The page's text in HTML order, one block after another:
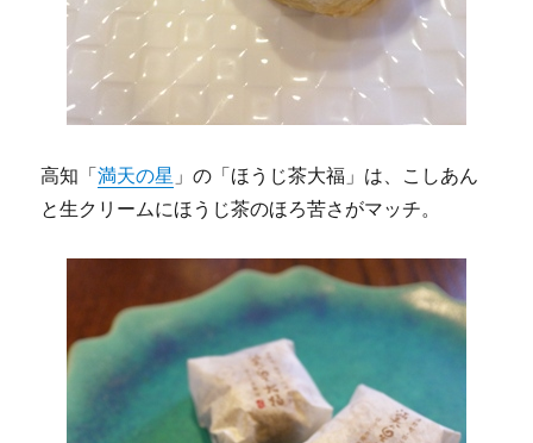
高知「満天の星 」の「ほうじ茶大福」は、こしあん
と生クリームにほうじ茶のほろ苦さがマッチ。